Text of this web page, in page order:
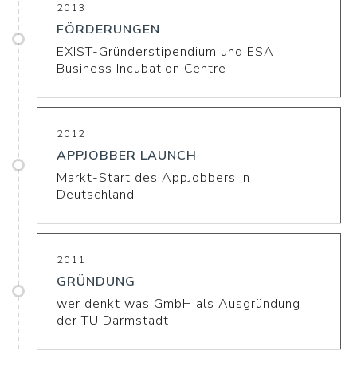
2013
FÖRDERUNGEN
EXIST-Gründerstipendium und ESA
Business Incubation Centre
2012
APPJOBBER LAUNCH
Markt-Start des AppJobbers in
Deutschland
2011
GRÜNDUNG
wer denkt was GmbH als Ausgründung
der TU Darmstadt